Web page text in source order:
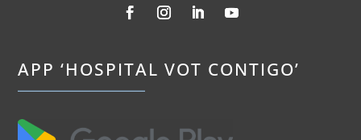
APP ‘HOSPITAL VOT CONTIGO’